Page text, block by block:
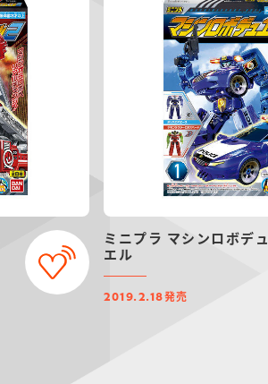
ミニプラ マシンロボデュ
エル
2019.2.18発売